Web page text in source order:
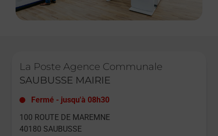
La Poste Agence Communale
SAUBUSSE MAIRIE
Fermé - jusqu'à 08h30
100 ROUTE DE MAREMNE
40180 SAUBUSSE